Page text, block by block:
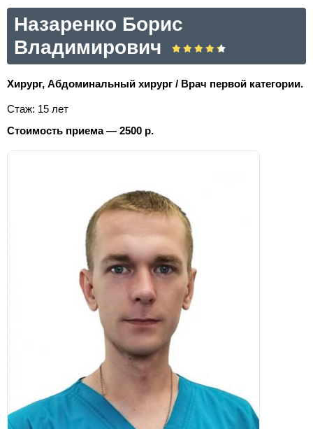
Назаренко Борис
Владимирович
Хирург, Абдоминальный хирург / Врач первой категории.
Стаж: 15 лет
Стоимость приема — 2500 р.